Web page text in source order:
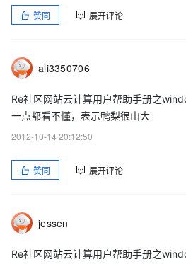
然后选择双击》处理程序映射
在操作框中选择》添加模块映射。添
径”填写*.php“模块选择”选择
文件php-5.2.17
中选择php-cgi.exe,名称可填写为
再次点击主机名
index.php。点击确定。
赞同 展开评论
ali3350706
Re社区网站云计算用户帮助手册之
一点都看不懂，表示鸭梨很山大
2012-10-14 20:12:50
赞同 展开评论
jessen
Re社区网站云计算用户帮助手册之